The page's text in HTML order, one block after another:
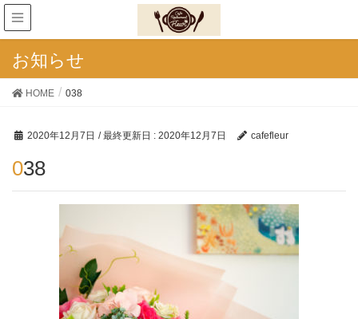
お知らせ
HOME 038
2020年12月7日 / 最終更新日 : 2020年12月7日 cafefleur
038